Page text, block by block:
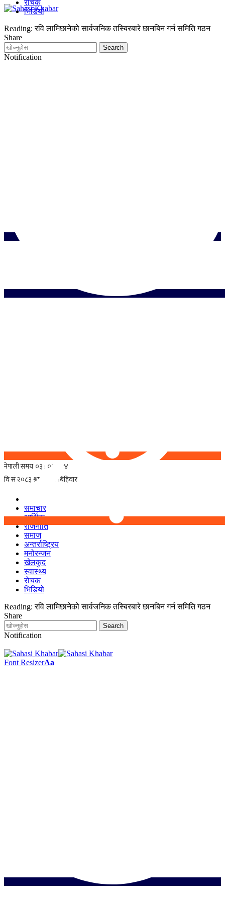
समाचार
आर्थिक
राजनीति
समाज
अन्तर्राष्ट्रिय
मनोरन्जन
खेलकुद
स्वास्थ्य
रोचक
भिडियो
Reading: रवि लामिछानेको सार्वजनिक तस्बिरबारे छानबिन गर्न समिति गठन
Share
Notification
रोचक
भिडियो
Reading: रवि लामिछानेको सार्वजनिक तस्बिरबारे छानबिन गर्न समिति गठन
Share
Notification
Font ResizerAa